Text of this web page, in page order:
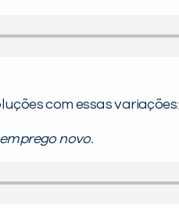
com essas variações:
novo.